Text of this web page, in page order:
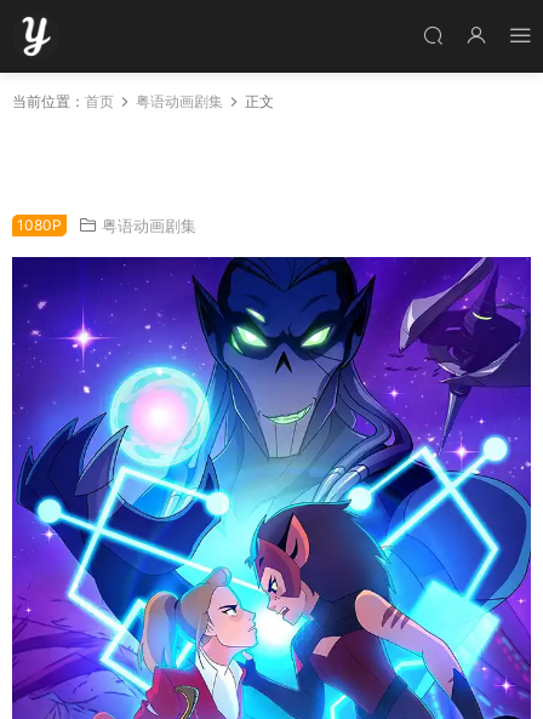
当前位置： 首页 粤语动画剧集 正文
1080P 粤语动画剧集